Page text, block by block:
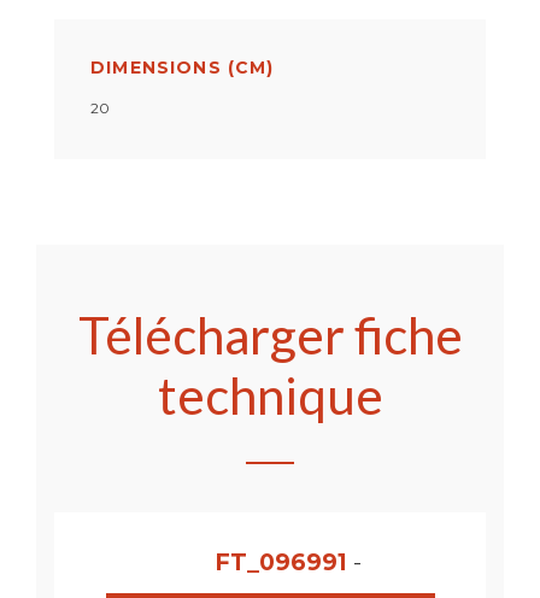
DIMENSIONS (CM)
20
Télécharger fiche
technique
FT_096991 -